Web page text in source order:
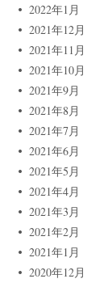
2022年1月
2021年12月
2021年11月
2021年10月
2021年9月
2021年8月
2021年7月
2021年6月
2021年5月
2021年4月
2021年3月
2021年2月
2021年1月
2020年12月